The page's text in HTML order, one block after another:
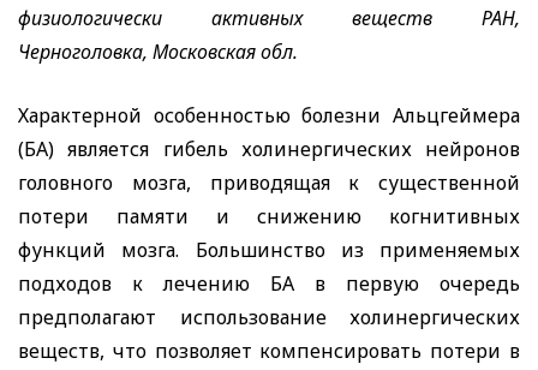
физиологически активных веществ РАН,
Черноголовка, Московская обл.
Характерной особенностью болезни Альцгеймера
(БА) является гибель холинергических нейронов
головного мозга, приводящая к существенной
потери памяти и снижению когнитивных
функций мозга. Большинство из применяемых
подходов к лечению БА в первую очередь
предполагают использование холинергических
веществ, что позволяет компенсировать потери в